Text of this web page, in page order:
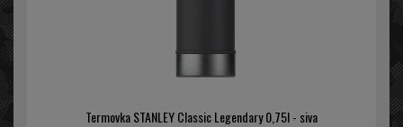
Termovka STANLEY Classic Legendary 0,75l - siva